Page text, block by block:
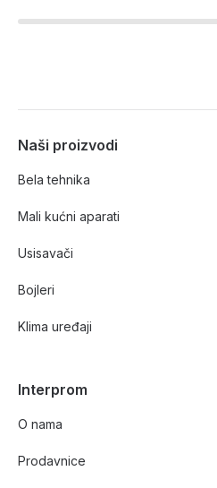
Naši proizvodi
Bela tehnika
Mali kućni aparati
Usisavači
Bojleri
Klima uređaji
Interprom
O nama
Prodavnice